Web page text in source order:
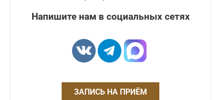
Напишите нам в социальных сетях
ЗАПИСЬ НА ПРИЁМ